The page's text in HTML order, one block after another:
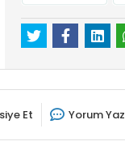
Et Yorum Yaz